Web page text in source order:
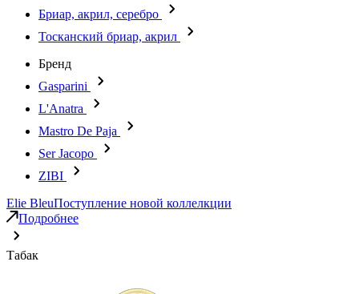
Бриар, акрил, серебро
Тосканский бриар, акрил
Бренд
Gasparini
L'Anatra
Mastro De Paja
Ser Jacopo
ZIBI
Elie BleuПоступление новой коллелкции
Подробнее
Табак